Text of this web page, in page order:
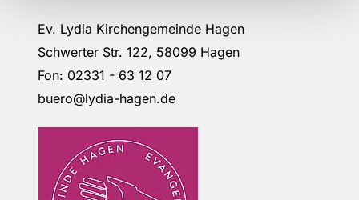
Ev. Lydia Kirchengemeinde Hagen
Schwerter Str. 122, 58099 Hagen
Fon: 02331 - 63 12 07
buero@lydia-hagen.de